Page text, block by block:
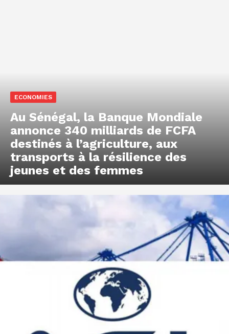
ECONOMIES
Au Sénégal, la Banque Mondiale
annonce 340 milliards de FCFA
destinés à l’agriculture, aux
transports à la résilience des
jeunes et des femmes